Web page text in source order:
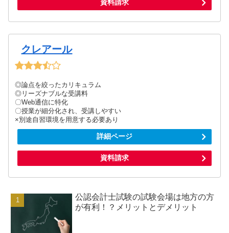
資料請求
クレアール
◎論点を絞ったカリキュラム
◎リーズナブルな受講料
〇Web通信に特化
〇授業が細分化され、受講しやすい
×別途自習環境を用意する必要あり
詳細ページ
資料請求
公認会計士試験の試験会場は地方の方
が有利！？メリットとデメリット